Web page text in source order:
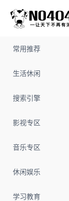
常用推荐
生活休闲
搜索引擎
影视专区
音乐专区
休闲娱乐
学习教育